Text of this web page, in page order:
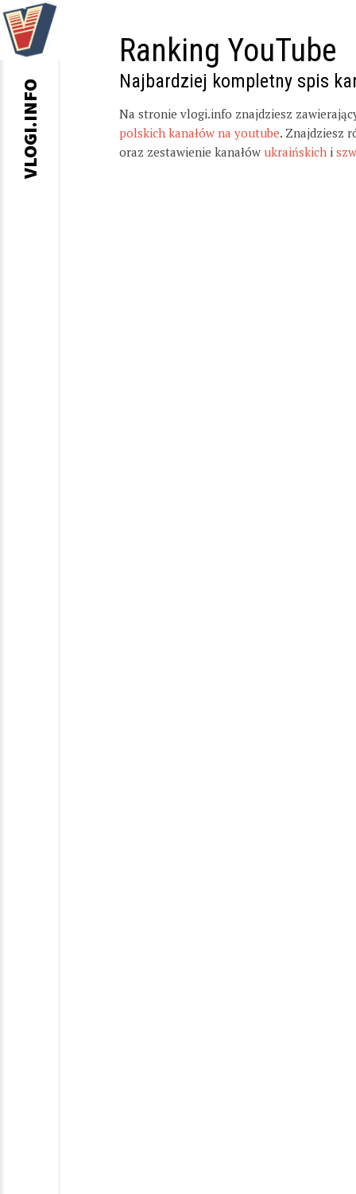
Ranking YouTube
Najbardziej kompletny spis
Na stronie vlogi.info znajdziesz
polskich kanałów na youtube. Znajdziesz
oraz zestawienie kanałów ukraińskich i
VLOGI.INFO